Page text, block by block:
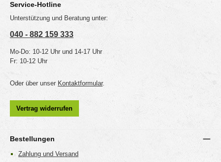
Service-Hotline
Unterstützung und Beratung unter:
040 - 882 159 333
Mo-Do: 10-12 Uhr und 14-17 Uhr
Fr: 10-12 Uhr
Oder über unser Kontaktformular.
Vertrag widerrufen
Bestellungen
Zahlung und Versand